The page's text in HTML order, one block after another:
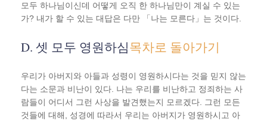
모두 하나님이신데 어떻게 오직 한 하나님만이 계실 수 있는
가? 내가 할 수 있는 대답은 다만 「나는 모른다」는 것이다.
D. 셋 모두 영원하심목차로 돌아가기
우리가 아버지와 아들과 성령이 영원하시다는 것을 믿지 않는
다는 소문과 비난이 있다. 나는 우리를 비난하고 정죄하는 사
람들이 어디서 그런 사상을 발견했는지 모르겠다. 그런 모든
것들에 대해, 성경에 따라서 우리는 아버지가 영원하시고 아